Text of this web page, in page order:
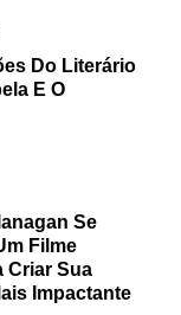
Do Literário
E O
Se
Filme
Criar Sua
Impactante